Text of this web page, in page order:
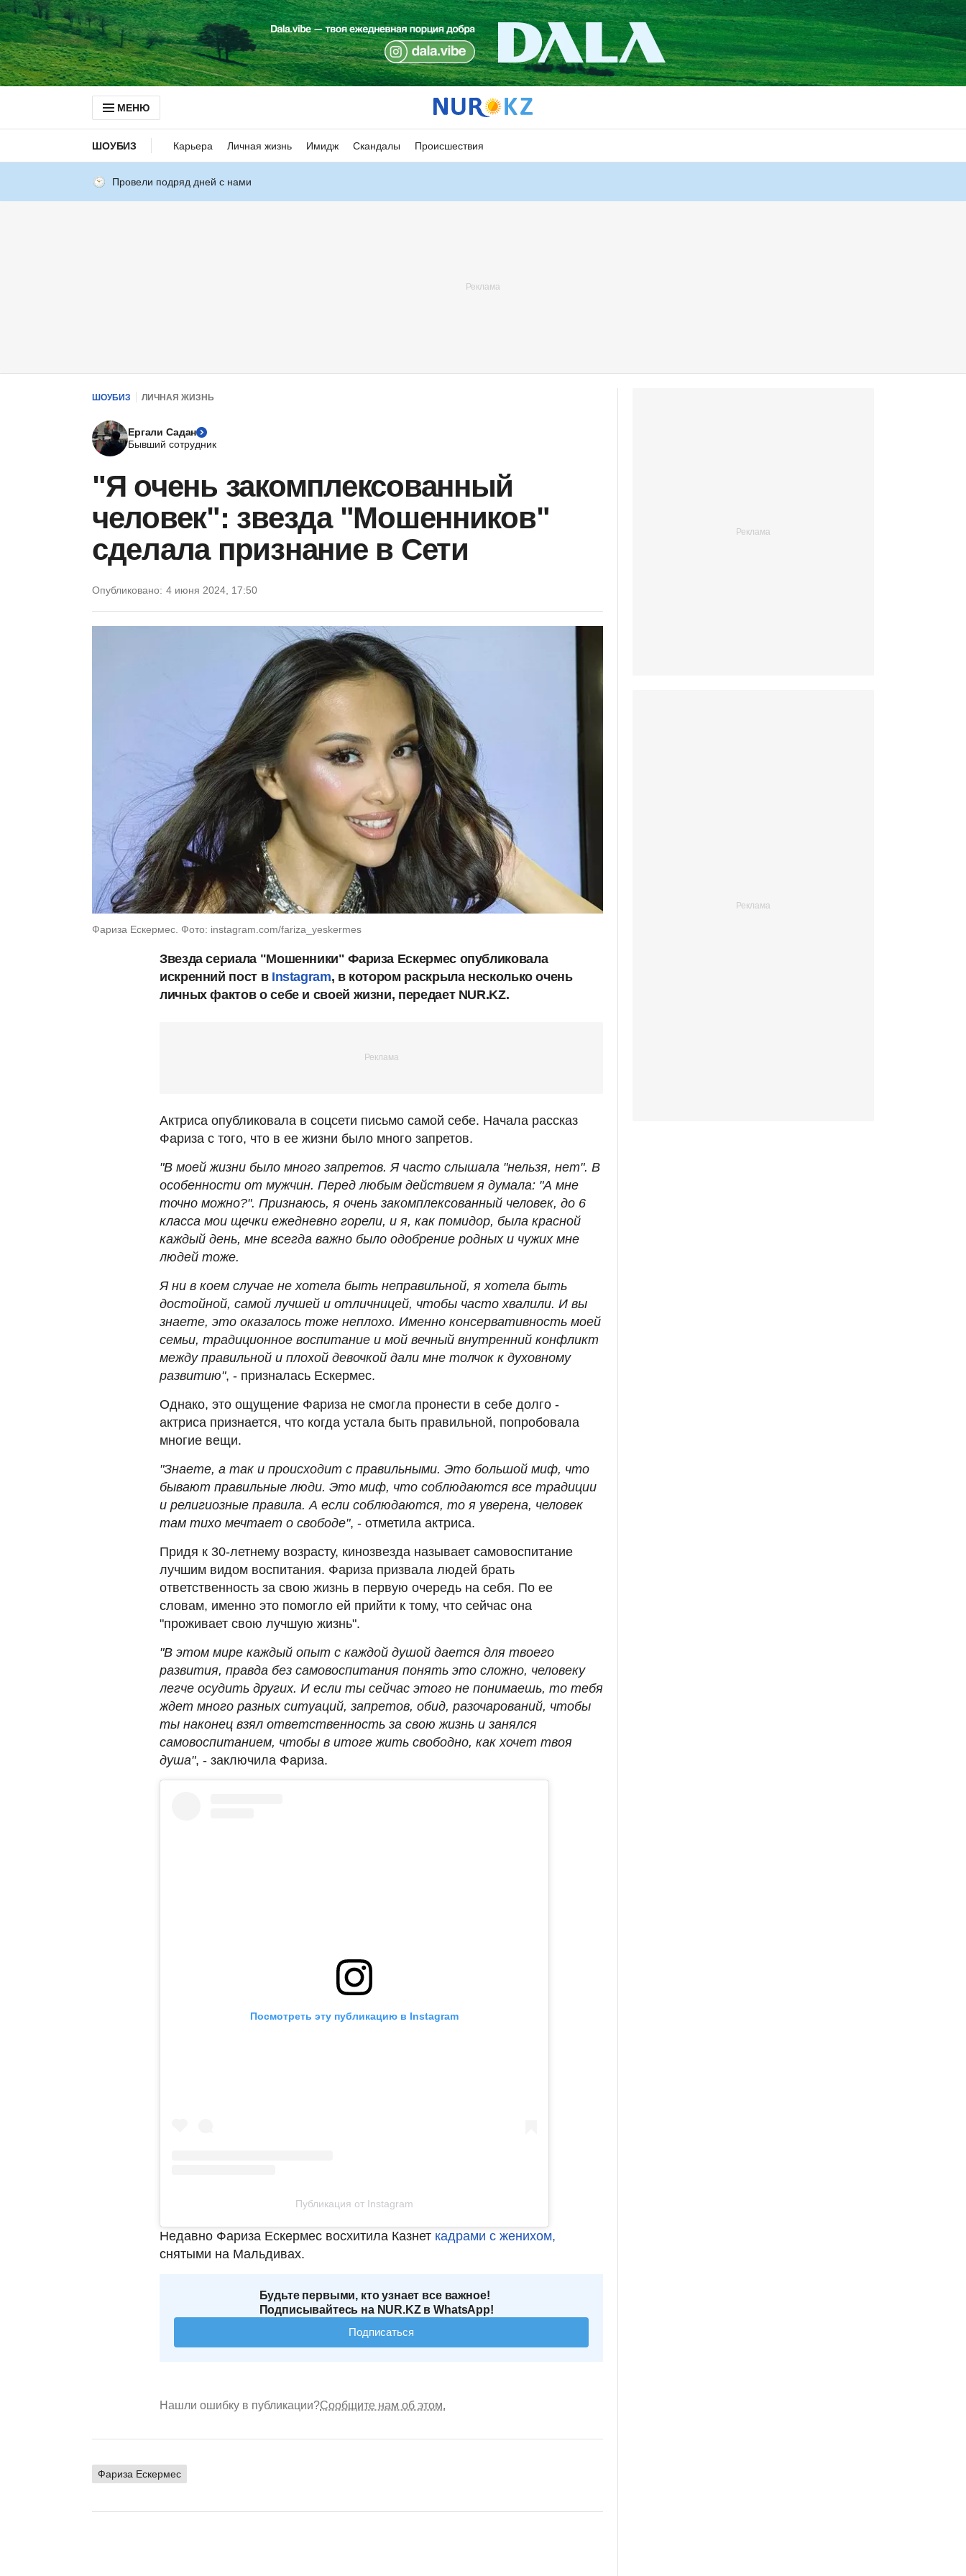
МЕНЮ
ШОУБИЗ Карьера Личная жизнь Имидж Скандалы Происшествия
Провели подряд дней с нами
ШОУБИЗ ЛИЧНАЯ ЖИЗНЬ
Ергали Садан
Бывший сотрудник
"Я очень закомплексованный
человек": звезда "Мошенников"
сделала признание в Сети
Опубликовано: 4 июня 2024, 17:50
Фариза Ескермес. Фото: instagram.com/fariza_yeskermes
Звезда сериала "Мошенники" Фариза Ескермес опубликовала
искренний пост вInstagram, в котором раскрыла несколько очень
личных фактов о себе и своей жизни, передает NUR.KZ.
Актриса опубликовала в соцсети письмо самой себе. Начала рассказ
Фариза с того, что в ее жизни было много запретов.
"В моей жизни было много запретов. Я часто слышала "нельзя, нет". В
особенности от мужчин. Перед любым действием я думала: "А мне
точно можно?". Признаюсь, я очень закомплексованный человек, до 6
класса мои щечки ежедневно горели, и я, как помидор, была красной
каждый день, мне всегда важно было одобрение родных и чужих мне
людей тоже.
Я ни в коем случае не хотела быть неправильной, я хотела быть
достойной, самой лучшей и отличницей, чтобы часто хвалили. И вы
знаете, это оказалось тоже неплохо. Именно консервативность моей
семьи, традиционное воспитание и мой вечный внутренний конфликт
между правильной и плохой девочкой дали мне толчок к духовному
развитию", - призналась Ескермес.
Однако, это ощущение Фариза не смогла пронести в себе долго -
актриса признается, что когда устала быть правильной, попробовала
многие вещи.
"Знаете, а так и происходит с правильными. Это большой миф, что
бывают правильные люди. Это миф, что соблюдаются все традиции
и религиозные правила. А если соблюдаются, то я уверена, человек
там тихо мечтает о свободе", - отметила актриса.
Придя к 30-летнему возрасту, кинозвезда называет самовоспитание
лучшим видом воспитания. Фариза призвала людей брать
ответственность за свою жизнь в первую очередь на себя. По ее
словам, именно это помогло ей прийти к тому, что сейчас она
"проживает свою лучшую жизнь".
"В этом мире каждый опыт с каждой душой дается для твоего
развития, правда без самовоспитания понять это сложно, человеку
легче осудить других. И если ты сейчас этого не понимаешь, то тебя
ждет много разных ситуаций, запретов, обид, разочарований, чтобы
ты наконец взял ответственность за свою жизнь и занялся
самовоспитанием, чтобы в итоге жить свободно, как хочет твоя
душа", - заключила Фариза.
Посмотреть эту публикацию в Instagram
Публикация от Instagram
Недавно Фариза Ескермес восхитила Казнет кадрами с женихом,
снятыми на Мальдивах.
Будьте первыми, кто узнает все важное!
Подписывайтесь на NUR.KZ в WhatsApp!
Подписаться
Нашли ошибку в публикации?Сообщите нам об этом.
Фариза Ескермес